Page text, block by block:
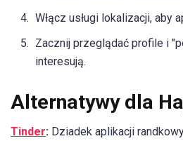
Włącz usługi lokalizacji, aby
Zacznij przeglądać profile i
interesują.
Alternatywy dla
Tinder: Dziadek aplikacji